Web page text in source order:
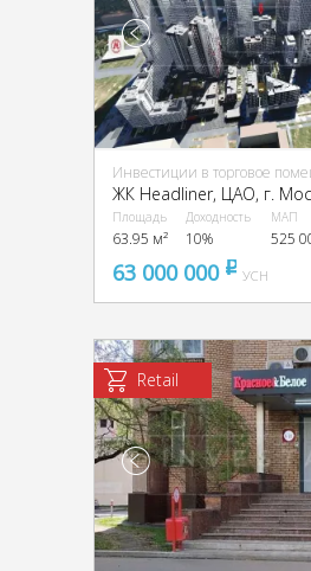
Инвестиции в торговое
Площадь
63.95 м²
Доходность
10%
МАП
525
63 000 000 pуб
УСН
Retail